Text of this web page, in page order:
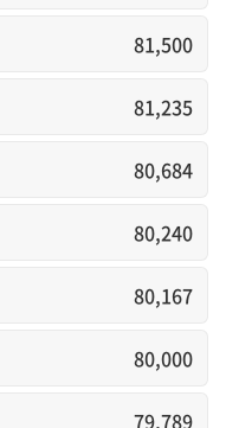
81,500
81,235
80,684
80,240
80,167
80,000
79,789